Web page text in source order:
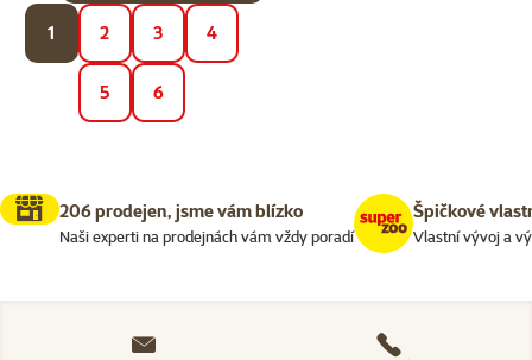
1 2 3 4
5 6
206 prodejen, jsme vám blízko
Naši experti na prodejnách vám vždy poradí
Špičkové
Vlastní vývoj a